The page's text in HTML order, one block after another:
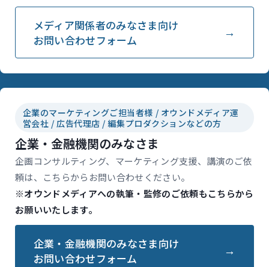
メディア関係者のみなさま向け
お問い合わせフォーム
企業のマーケティングご担当者様 / オウンドメディア運
営会社 / 広告代理店 / 編集プロダクションなどの方
企業・金融機関のみなさま
企画コンサルティング、マーケティング支援、講演のご依
頼は、こちらからお問い合わせください。
※オウンドメディアへの執筆・監修のご依頼もこちらから
お願いいたします。
企業・金融機関のみなさま向け
お問い合わせフォーム